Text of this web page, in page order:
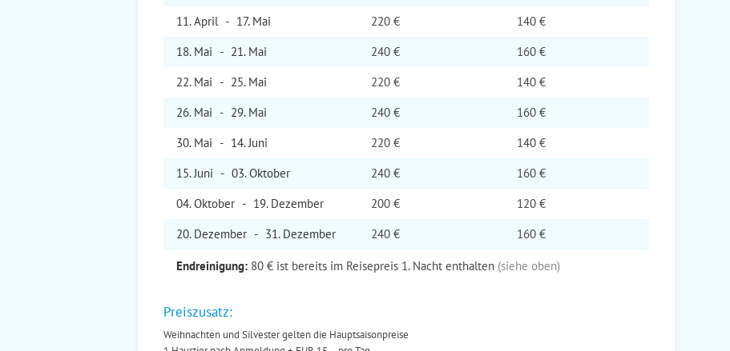
11. April - 17. Mai 220 €
140 €
18. Mai - 21. Mai 240 €
160 €
22. Mai - 25. Mai 220 €
140 €
26. Mai - 29. Mai 240 €
160 €
30. Mai - 14. Juni 220 €
140 €
15. Juni - 03. Oktober 240 €
160 €
04. Oktober - 19. Dezember 200 €
120 €
20. Dezember - 31. Dezember 240 € 160 €
Endreinigung: 80 € ist bereits im Reisepreis 1. Nacht enthalten (siehe oben)
Preiszusatz:
Weihnachten und Silvester gelten die Hauptsaisonpreise